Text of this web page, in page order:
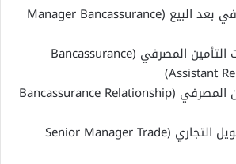
– مدير التأمين المصرفي بعد البيع (Manager Bancassurance
– مساعد مدير علاقات التأمين المصرفي (Bancassurance
Assistant
– مدير علاقات التأمين المصرفي (Bancassurance Relationship
– مدير أول حلول التمويل التجاري (Senior Manager Trade